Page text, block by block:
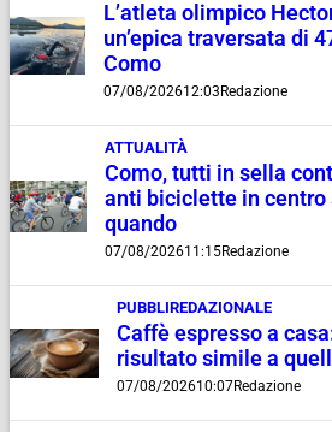
L’atleta olimpico
un’epica traversata di
Como
07/08/202612:03 Redazione
ATTUALITÀ
Como, tutti in sella
anti biciclette in centro
quando
07/08/202611:15Redazione
PUBBLIREDAZIONALE
Caffè espresso a
risultato simile a
07/08/202610:07Redazione